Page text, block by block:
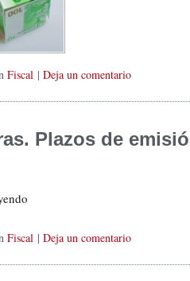
Fiscal | Deja un comentario
Plazos de
Fiscal | Deja un comentario